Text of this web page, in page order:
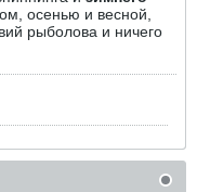
осенью и весной,
рыболова и ничего